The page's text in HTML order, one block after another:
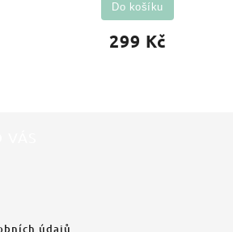
299 Kč
Do košíku
údajů